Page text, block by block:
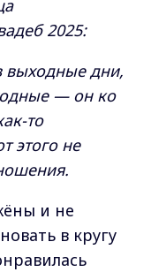
2025:
выходные дни,
— он ко
то
этого не
и не
в кругу